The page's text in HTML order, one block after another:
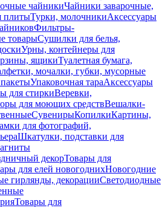
чайникиЧайники заварочные,
плитыТурки, молочникиАксессуары
Фильтры-
товарыСушилки для белья,
Урны, контейнеры для
ящикиТуалетная бумага,
мочалки, губки, мусорные
Упаковочная тараАксессуары
для стиркиВеревки,
для моющих средствВешалки-
СувенирыКопилкиКартины,
для фотографий,
Шкатулки, подставки для
декорТовары для
для елей новогоднихНовогодние
гирлянды, декорацииСветодиодные
Товары для